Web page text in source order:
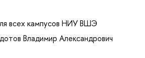
всех кампусов НИУ ВШЭ
Владимир Александрович